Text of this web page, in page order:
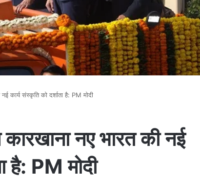
कार्य संस्कृति को दर्शाता है: PM मोदी
नए भारत की नई
है: PM मोदी